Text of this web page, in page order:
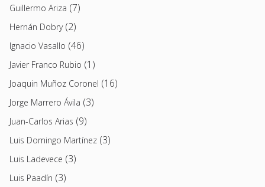
Guillermo Ariza (7)
Hernán Dobry(2)
Ignacio Vasallo (46)
Javier Franco Rubio (1)
Joaquin Muñoz Coronel (16)
Jorge Marrero Ávila (3)
Juan-Carlos Arias (9)
Luis Domingo Martínez (3)
Luis Ladevece (3)
Luis Paadín (3)